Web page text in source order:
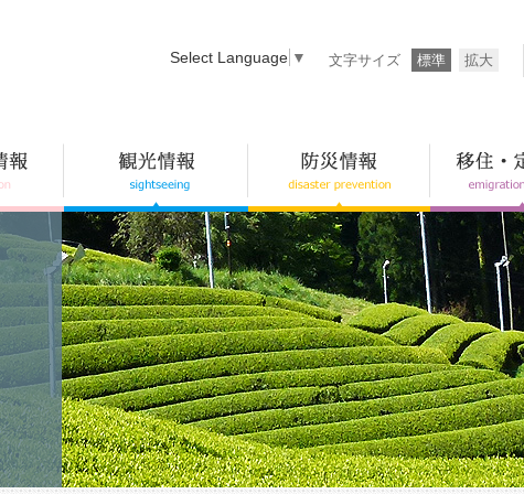
文字サイズ 標準 拡大
Select Language ▼